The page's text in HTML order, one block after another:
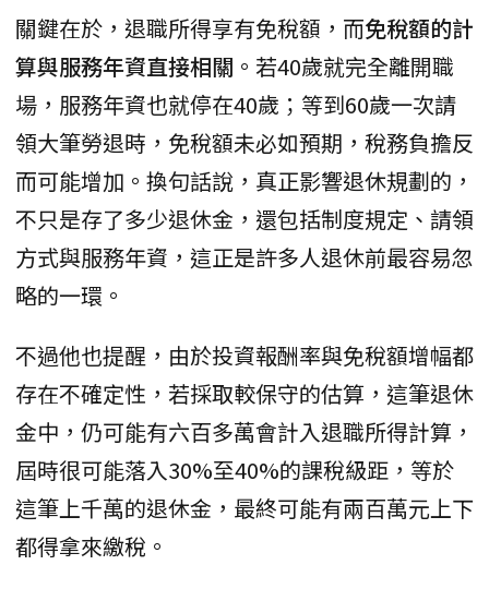
關鍵在於，退職所得享有免稅額，而免稅額的計
算與服務年資直接相關 。若40歲就完全離開職
場，服務年資也就停在40歲；等到60歲一次請
領大筆勞退時，免稅額未必如預期，稅務負擔反
而可能增加。換句話說，真正影響退休規劃的，
不只是存了多少退休金，還包括制度規定、請領
方式與服務年資，這正是許多人退休前最容易忽
略的一環。
不過他也提醒，由於投資報酬率與免稅額增幅都
存在不確定性，若採取較保守的估算，這筆退休
金中，仍可能有六百多萬會計入退職所得計算，
屆時很可能落入30%至40%的課稅級距，等於
這筆上千萬的退休金，最終可能有兩百萬元上下
都得拿來繳稅。